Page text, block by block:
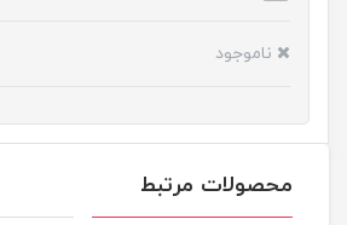
ناموجود
محصولات مرتبط